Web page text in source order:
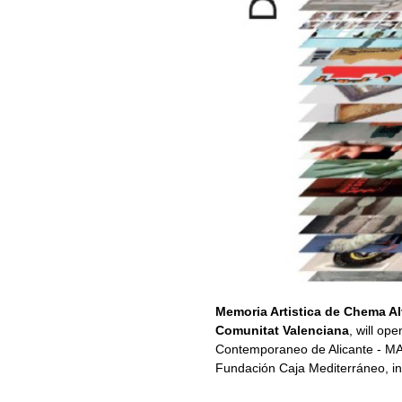
Memoria Artistica de Chema
Comunitat Valenciana , will
Contemporaneo de Alicante -
Fundación Caja Mediterráneo,